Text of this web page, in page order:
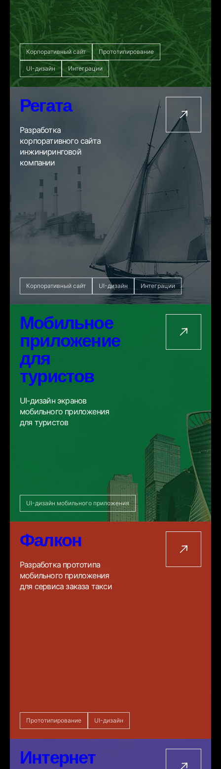
Корпоративный сайт Прототипирование
UI-дизайн Интеграции
Регата
Разработка
корпоративного сайта
инжиниринговой
компании
Корпоративный сайт UI-дизайн Интеграции
Мобильное
приложение
для
туристов
UI-дизайн экранов
мобильного приложения
для туристов
UI-дизайн мобильного приложения
Фалкон
Разработка прототипа
мобильного приложения
для сервиса заказа такси
Прототипирование UI-дизайн
Интернет